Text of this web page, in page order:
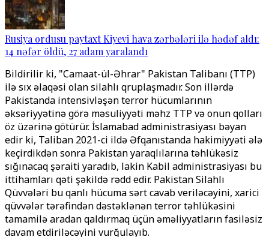
Rusiya ordusu paytaxt Kiyevi hava zərbələri ilə hədəf aldı:
14 nəfər öldü, 27 adam yaralandı
Bildirilir ki, "Camaat-ül-Əhrar" Pakistan Talibanı (TTP)
ilə sıx əlaqəsi olan silahlı qruplaşmadır. Son illərdə
Pakistanda intensivləşən terror hücumlarının
əksəriyyətinə görə məsuliyyəti məhz TTP və onun qolları
öz üzərinə götürür. İslamabad administrasiyası bəyan
edir ki, Taliban 2021-ci ildə Əfqanıstanda hakimiyyəti ələ
keçirdikdən sonra Pakistan yaraqlılarına təhlükəsiz
sığınacaq şəraiti yaradıb, lakin Kabil administrasiyası bu
ittihamları qəti şəkildə rədd edir. Pakistan Silahlı
Qüvvələri bu qanlı hücuma sərt cavab veriləcəyini, xarici
qüvvələr tərəfindən dəstəklənən terror təhlükəsini
tamamilə aradan qaldırmaq üçün əməliyyatların fasiləsiz
davam etdiriləcəyini vurğulayıb.